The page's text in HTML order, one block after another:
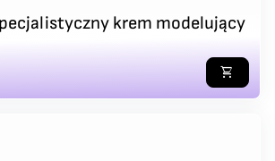
krem modelujący
shopping_cart